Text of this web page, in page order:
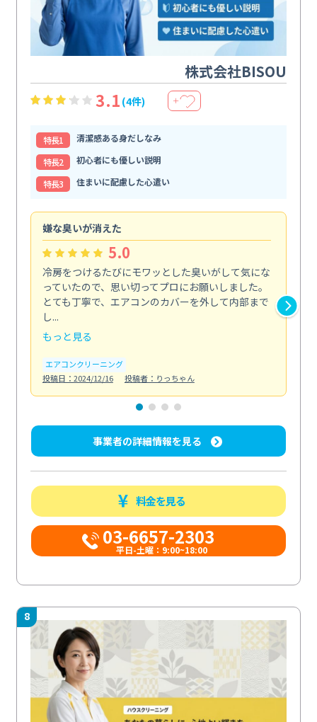
株式会社BISOU
3.1 (4件) ＋
特⻑1
清潔感ある身だしなみ
特⻑2
初心者にも優しい説明
特⻑3
住まいに配慮した心遣い
嫌な臭いが消えた
5.0
冷房をつけるたびにモワッとした臭いがして気にな
っていたので、思い切ってプロにお願いしました。
とても丁寧で、エアコンのカバーを外して内部まで
し...
もっと見る
エアコンクリーニング
投稿日：2024/12/16
投稿者：りっちゃん
事業者の詳細情報を見る
料金を見る
03-6657-2303
平日-土曜：9:00~18:00
8